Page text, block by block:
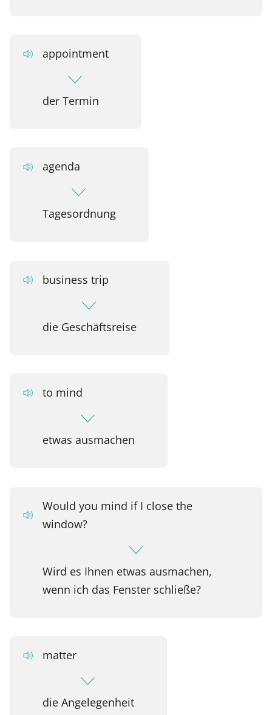
appointment
der Termin
agenda
Tagesordnung
business trip
die Geschäftsreise
to mind
etwas ausmachen
Would you mind if I close the
window?
Wird es Ihnen etwas ausmachen,
wenn ich das Fenster schließe?
matter
die Angelegenheit